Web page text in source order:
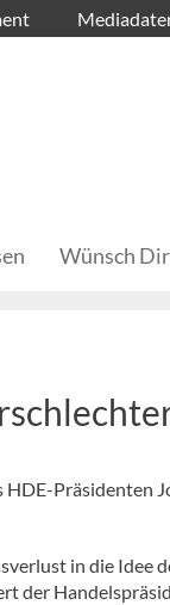
Wünsch
Präsidenten
in die Idee
der